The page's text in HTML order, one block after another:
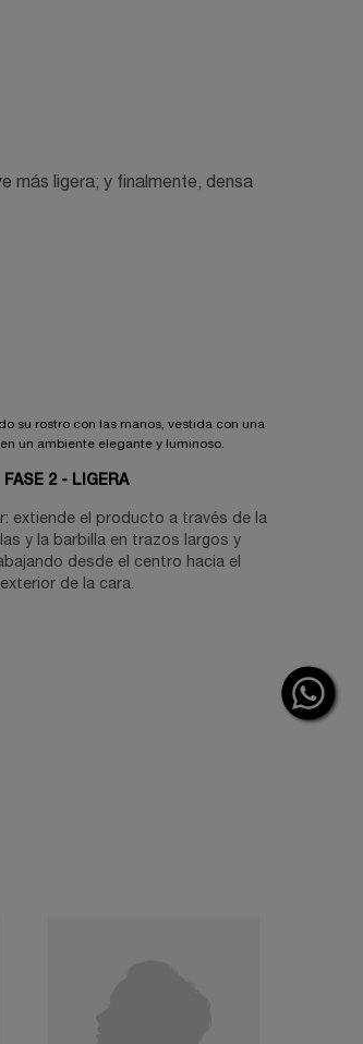
más ligera; y finalmente, densa
FASE 2 - LIGERA
extiende el producto a través de la
y la barbilla en trazos largos y
desde el centro hacia el
exterior de la cara.